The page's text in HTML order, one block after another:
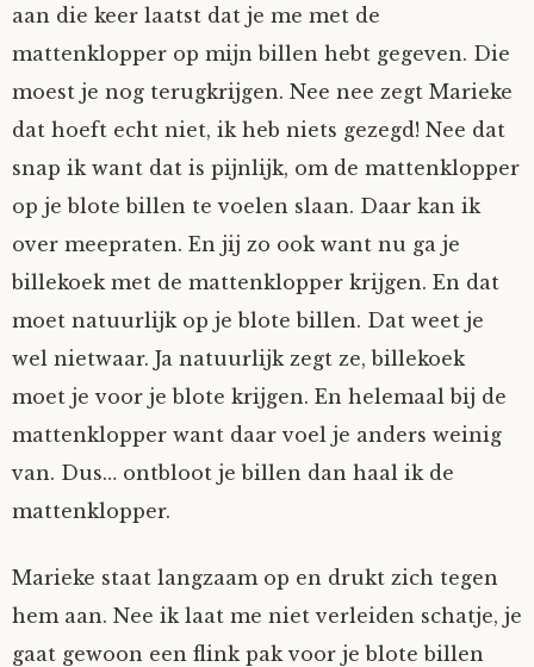
Sunniva
Switch
Tim-
Tom Mathys
Vorrion
Vrolijke Dondersteen
Zofianina
aan die keer laatst dat je me met de
mattenklopper op mijn billen hebt gegeven. Die
moest je nog terugkrijgen. Nee nee zegt Marieke
dat hoeft echt niet, ik heb niets gezegd! Nee dat
snap ik want dat is pijnlijk, om de mattenklopper
op je blote billen te voelen slaan. Daar kan ik
over meepraten. En jij zo ook want nu ga je
billekoek met de mattenklopper krijgen. En dat
moet natuurlijk op je blote billen. Dat weet je
wel nietwaar. Ja natuurlijk zegt ze, billekoek
moet je voor je blote krijgen. En helemaal bij de
mattenklopper want daar voel je anders weinig
van. Dus… ontbloot je billen dan haal ik de
mattenklopper.
Marieke staat langzaam op en drukt zich tegen
hem aan. Nee ik laat me niet verleiden schatje, je
gaat gewoon een flink pak voor je blote billen